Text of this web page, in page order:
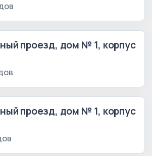
проезд, дом № 1, корпус
проезд, дом № 1, корпус